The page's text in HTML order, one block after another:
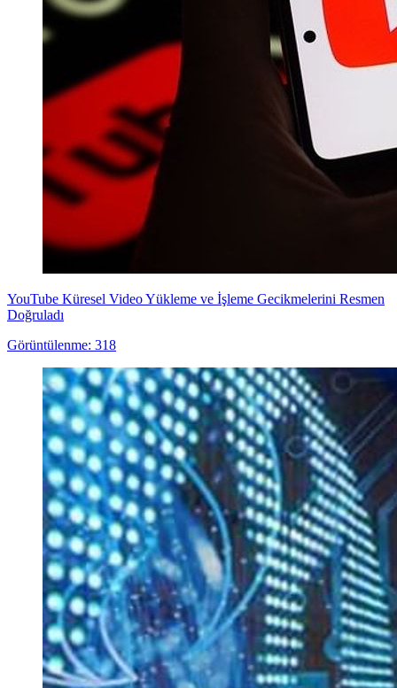
YouTube Küresel Video Yükleme ve İşleme Gecikmelerini Resmen
Doğruladı
Görüntülenme: 318